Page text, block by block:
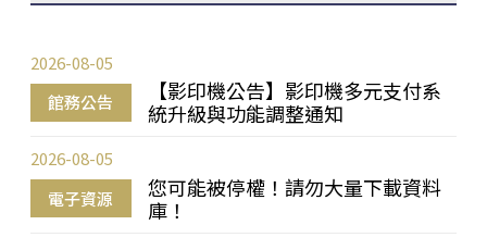
館務公告
【影印機公告】影印機多元支付系
統升級與功能調整通知
2026-08-05
電子資源
您可能被停權！請勿大量下載資料
庫！
2026-08-05